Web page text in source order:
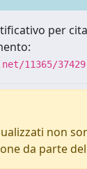
per
11365/37429
non
da parte